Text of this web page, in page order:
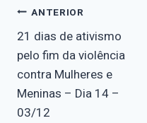
Navegação
de
Post
ANTERIOR
21 dias de ativismo
pelo fim da violência
contra Mulheres e
Meninas – Dia 14 –
03/12